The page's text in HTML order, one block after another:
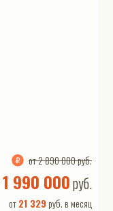
от 2 890 000 руб.
1 990 000руб.
от21 329 руб. в месяц